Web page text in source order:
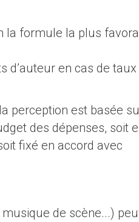
la formule la plus
d’auteur en cas de taux
perception est basée
des dépenses, soit
fixé en accord avec
de scène...)